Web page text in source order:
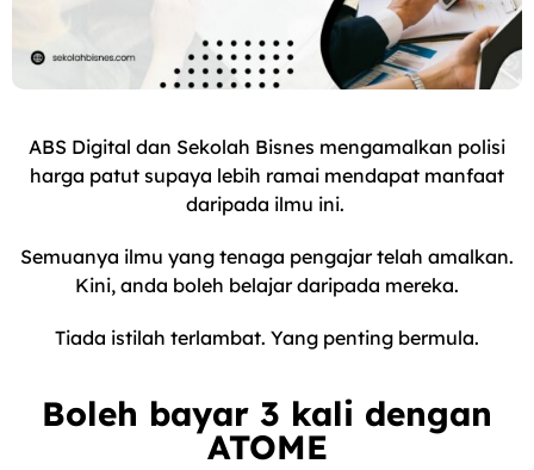
ABS Digital dan Sekolah Bisnes mengamalkan polisi
harga patut supaya lebih ramai mendapat manfaat
daripada ilmu ini.
Semuanya ilmu yang tenaga pengajar telah amalkan.
Kini, anda boleh belajar daripada mereka.
Tiada istilah terlambat. Yang penting bermula.
Boleh bayar 3 kali dengan
ATOME